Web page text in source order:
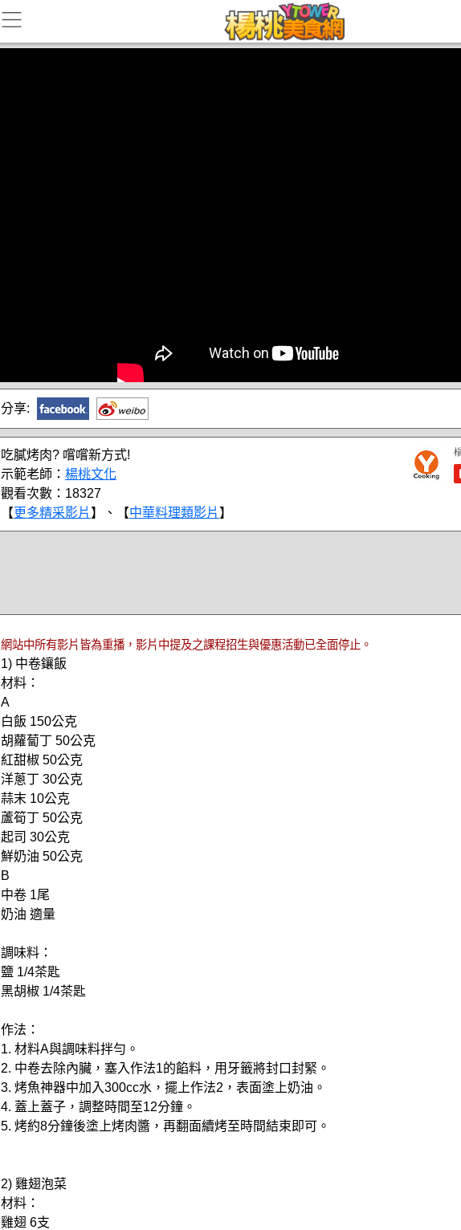
分享:
吃膩烤肉? 嚐嚐新方式!
示範老師： 楊桃文化
觀看次數：18327
【更多精采影片 】、【中華料理類影片 】
網站中所有影片皆為重播，影片中提及之課程招生與優惠活動已全面停止。
1) 中卷鑲飯
材料：
A
白飯 150公克
胡蘿蔔丁 50公克
紅甜椒 50公克
洋蔥丁 30公克
蒜末 10公克
蘆筍丁 50公克
起司 30公克
鮮奶油 50公克
B
中卷 1尾
奶油 適量
調味料：
鹽 1/4茶匙
黑胡椒 1/4茶匙
作法：
1. 材料A與調味料拌勻。
2. 中卷去除內臟，塞入作法1的餡料，用牙籤將封口封緊。
3. 烤魚神器中加入300cc水，擺上作法2，表面塗上奶油。
4. 蓋上蓋子，調整時間至12分鐘。
5. 烤約8分鐘後塗上烤肉醬，再翻面續烤至時間結束即可。
2) 雞翅泡菜
材料：
雞翅 6支